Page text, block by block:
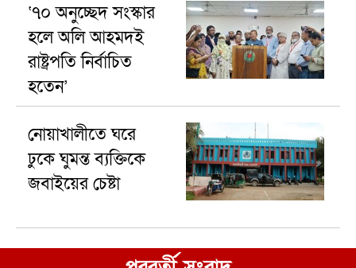
‘৭০ অনুচ্ছেদ সংস্কার
হলে অলি আহমদই
রাষ্ট্রপতি নির্বাচিত
হতেন’
নোয়াখালীতে ঘরে
ঢুকে ঘুমন্ত ব্যক্তিকে
জবাইয়ের চেষ্টা